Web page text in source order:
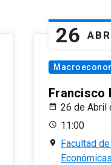
26 ABR
Francisco
26 de Abril
11:00
Facultad